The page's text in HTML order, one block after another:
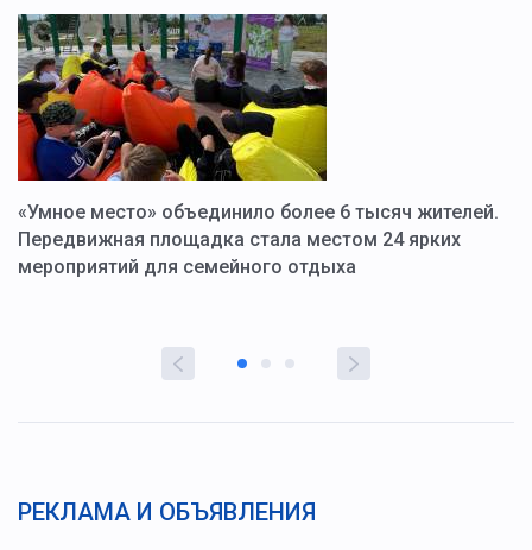
«Умное место» объединило более 6 тысяч жителей.
Передвижная площадка стала местом 24 ярких
мероприятий для семейного отдыха
РЕКЛАМА И ОБЪЯВЛЕНИЯ